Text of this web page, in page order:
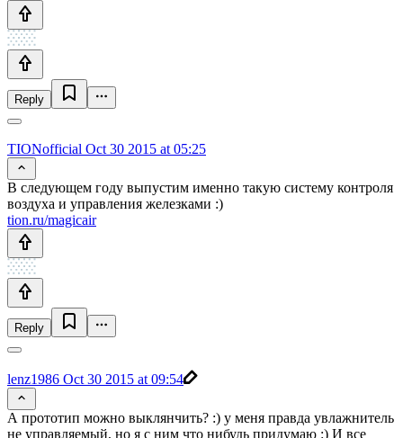
Reply
TIONofficial Oct 30 2015 at 05:25
В следующем году выпустим именно такую систему контроля
воздуха и управления железками :)
tion.ru/magicair
Reply
lenz1986 Oct 30 2015 at 09:54
А прототип можно выклянчить? :) у меня правда увлажнитель
не управляемый, но я с ним что нибудь придумаю :) И все